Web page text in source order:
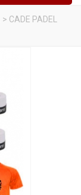
> CADE PADEL